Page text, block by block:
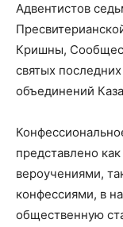
Адвентистов
Кришны,
святых
объединений
представлено
вероучениями,
конфессиями, в
общественную